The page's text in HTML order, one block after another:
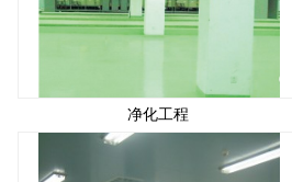
净化工程